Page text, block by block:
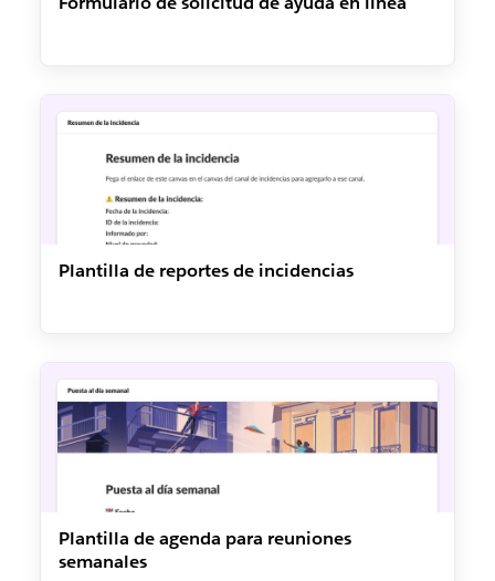
Plantilla de reportes de incidencias
Plantilla de agenda para reuniones
semanales